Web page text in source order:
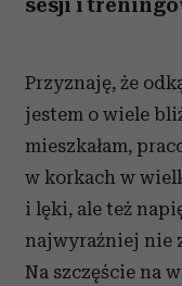
Przyznaję, że
jestem o wiele
mieszkałam,
w korkach w
i lęki, ale też
najwyraźniej nie
Na szczęście na